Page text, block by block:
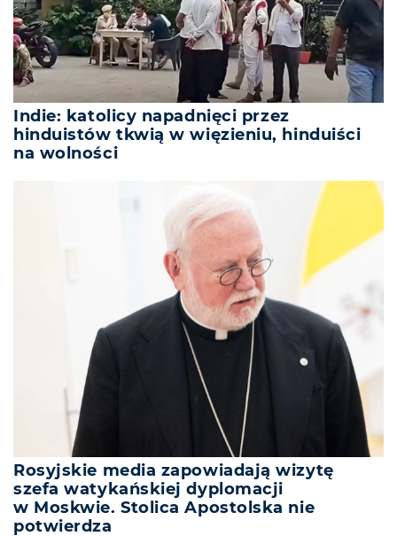
Indie: katolicy napadnięci przez
hinduistów tkwią w więzieniu, hinduiści
na wolności
Rosyjskie media zapowiadają wizytę
szefa watykańskiej dyplomacji
w Moskwie. Stolica Apostolska nie
potwierdza